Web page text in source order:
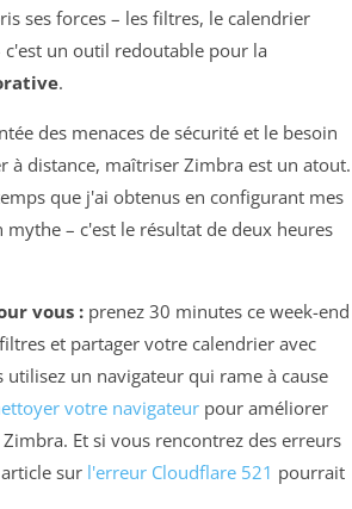
ses forces – les filtres, le calendrier
c'est un outil redoutable pour la
.
des menaces de sécurité et le besoin
à distance, maîtriser Zimbra est un atout.
que j'ai obtenus en configurant mes
– c'est le résultat de deux heures
vous : prenez 30 minutes ce week-end
et partager votre calendrier avec
utilisez un navigateur qui rame à cause
votre navigateur pour améliorer
Et si vous rencontrez des erreurs
sur l'erreur Cloudflare 521 pourrait